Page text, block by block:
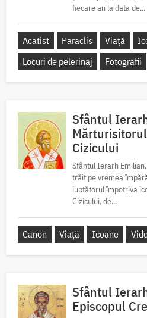
fiecare an la data de...
Acatist Paraclis Viață
Locuri de pelerinaj
Fotografii
Sfântul
Cizicului
Sfântul Ierarh
trăit pe vremea
luptătorul împotriva
Cizicului, de...
Canon Viață Icoane
Sfântul
Episcopul